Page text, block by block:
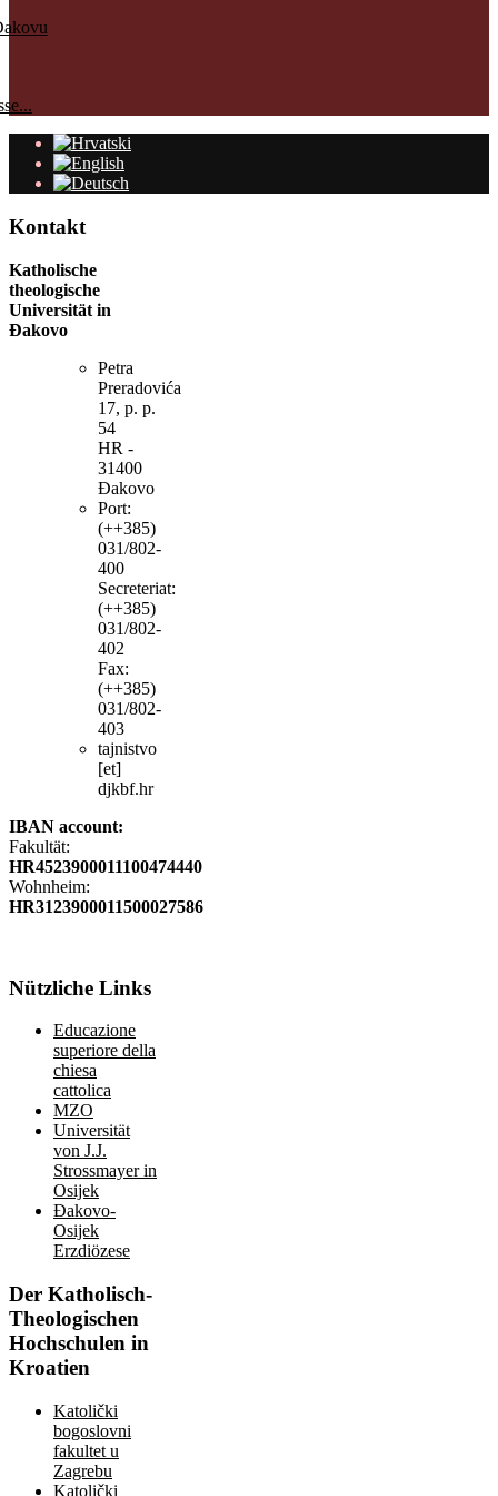
Kontakt
Katholische
theologische
Universität in
Đakovo
Petra
Preradovića
17, p. p.
54
HR -
31400
Đakovo
Port:
(++385)
031/802-
400
Secreteriat:
(++385)
031/802-
402
Fax:
(++385)
031/802-
403
tajnistvo
[et]
djkbf.hr
IBAN account:
Fakultät:
HR4523900011100474440
Wohnheim:
HR3123900011500027586
Nützliche Links
Educazione
superiore della
chiesa
cattolica
MZO
Universität
von J.J.
Strossmayer in
Osijek
Đakovo-
Osijek
Erzdiözese
Der Katholisch-
Theologischen
Hochschulen in
Kroatien
Katolički
bogoslovni
fakultet u
Zagrebu
Katolički